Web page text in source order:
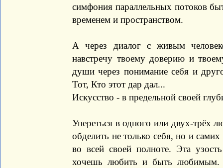
симфония параллельных потоков
временем и пространством.
А через диалог с живым
навстречу твоему доверию и
души через понимание себя и
Тот, Кто этот дар дал...
Искусство - в предельной своей
Упереться в одного или двух-трёх
обделить не только себя, но и
во всей своей полноте. Эта
хочешь любить и быть любимым.